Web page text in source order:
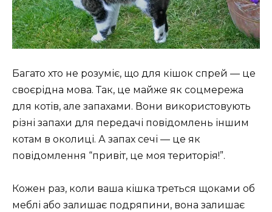
Багато хто не розуміє, що для кішок спрей — це
своєрідна мова. Так, це майже як соцмережа
для котів, але запахами. Вони використовують
різні запахи для передачі повідомлень іншим
котам в околиці. А запах сечі — це як
повідомлення “привіт, це моя територія!”.
Кожен раз, коли ваша кішка треться щоками об
меблі або залишає подряпини, вона залишає